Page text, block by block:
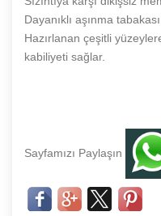
Dayanıklı aşınma
Hazırlanan çeşitli
kabiliyeti sağlar.
Sayfamızı Paylaşın